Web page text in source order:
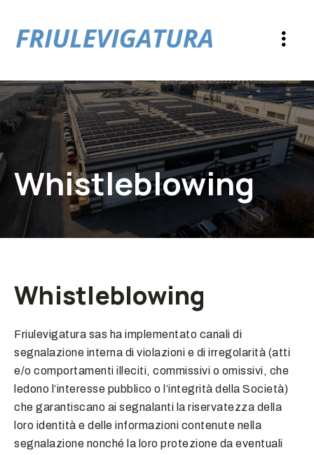
Whistleblowing
Whistleblowing
Friulevigatura sas ha implementato canali di
segnalazione interna di violazioni e di irregolarità (atti
e/o comportamenti illeciti, commissivi o omissivi, che
ledono l’interesse pubblico o l’integrità della Società)
che garantiscano ai segnalanti la riservatezza della
loro identità e delle informazioni contenute nella
segnalazione nonché la loro protezione da eventuali